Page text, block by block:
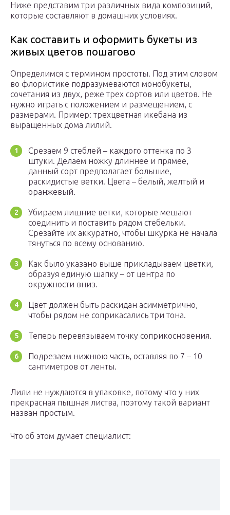
Ниже представим три различных вида композиций,
которые составляют в домашних условиях.
Как составить и оформить букеты из
живых цветов пошагово
Определимся с термином простоты. Под этим словом
во флористике подразумеваются монобукеты,
сочетания из двух, реже трех сортов или цветов. Не
нужно играть с положением и размещением, с
размерами. Пример: трехцветная икебана из
выращенных дома лилий.
Срезаем 9 стеблей – каждого оттенка по 3
штуки. Делаем ножку длиннее и прямее,
данный сорт предполагает большие,
раскидистые ветки. Цвета – белый, желтый и
оранжевый.
Убираем лишние ветки, которые мешают
соединить и поставить рядом стебельки.
Срезайте их аккуратно, чтобы шкурка не начала
тянуться по всему основанию.
Как было указано выше прикладываем цветки,
образуя единую шапку – от центра по
окружности вниз.
Цвет должен быть раскидан асимметрично,
чтобы рядом не соприкасались три тона.
Теперь перевязываем точку соприкосновения.
Подрезаем нижнюю часть, оставляя по 7 – 10
сантиметров от ленты.
Лили не нуждаются в упаковке, потому что у них
прекрасная пышная листва, поэтому такой вариант
назван простым.
Что об этом думает специалист: